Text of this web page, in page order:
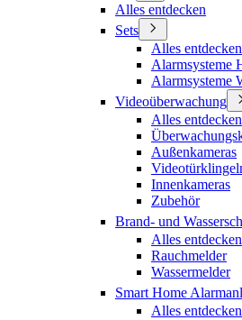
Alles entdecken
Sets
Alles entdecken
Alarmsysteme
Alarmsysteme
Videoüberwachung
Alles entdecken
Außenkameras
Innenkameras
Zubehör
Brand- und
Alles entdecken
Rauchmelder
Wassermelder
Smart Home
Alles entdecken